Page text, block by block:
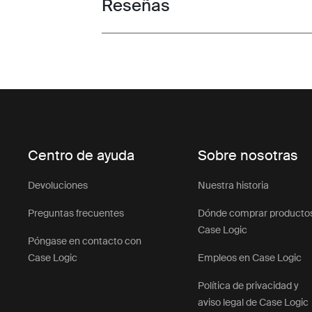
Toggle overview
Reseñas
Centro de ayuda
Devoluciones
Preguntas frecuentes
Póngase en contacto con
Case Logic
Sobre nosotras
Nuestra historia
Dónde comprar
Case Logic
Empleos en Case Logic
Política de privacidad y
aviso legal de Case Logic